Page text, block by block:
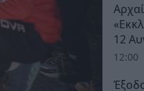
12
12:00